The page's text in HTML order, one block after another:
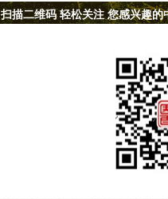
扫描二维码 轻松关注 您感兴趣的